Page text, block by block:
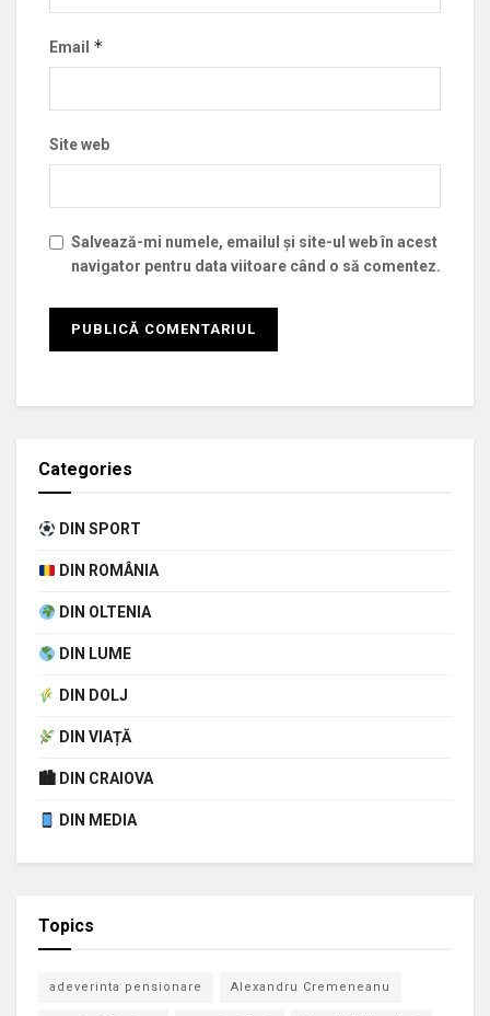
Email *
Site web
Salvează-mi numele, emailul și site-ul web în acest
navigator pentru data viitoare când o să comentez.
Categories
DIN SPORT
DIN ROMÂNIA
DIN OLTENIA
DIN LUME
DIN DOLJ
DIN VIAȚĂ
🏙 DIN CRAIOVA
DIN MEDIA
Topics
adeverinta pensionare Alexandru Cremeneanu